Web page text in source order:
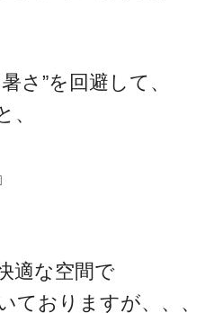
さ”を回避して、
、
適な空間で
ておりますが、、、